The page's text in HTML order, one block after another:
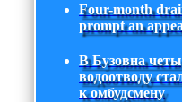
Four-month
prompt an
В Бузовна
водоотводу
к омбудсмену